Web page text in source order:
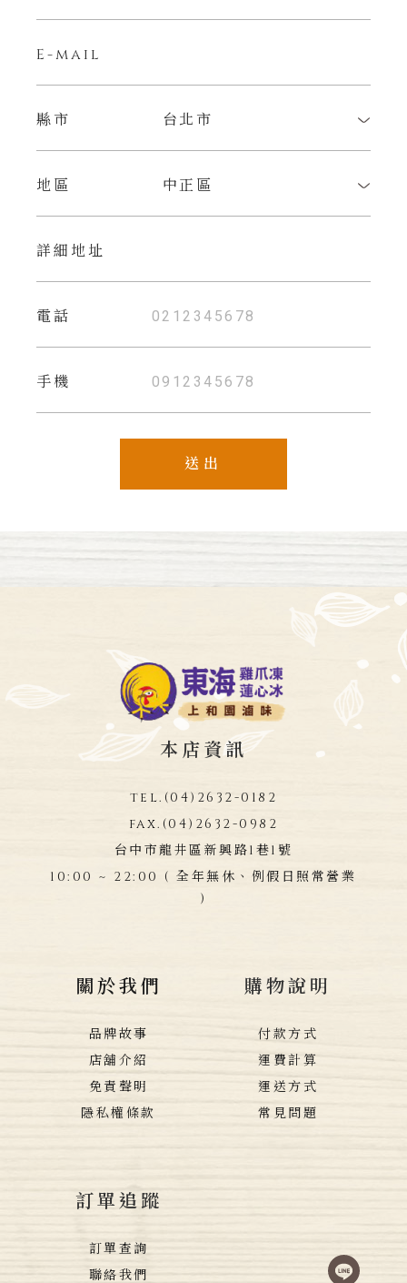
E-mail
縣市
地區
詳細地址
電話
手機
送出
本店資訊
tel. (04)2632-0182
fax. (04)2632-0982
台中市龍井區新興路1巷1號
10:00 ~ 22:00 ( 全年無休、例假日照常營業
)
關於我們
品牌故事
店舖介紹
免責聲明
隱私權條款
購物說明
付款方式
運費計算
運送方式
常見問題
訂單追蹤
訂單查詢
聯絡我們